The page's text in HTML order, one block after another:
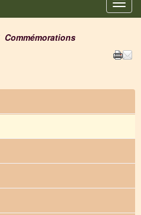
Menu
Commémorations